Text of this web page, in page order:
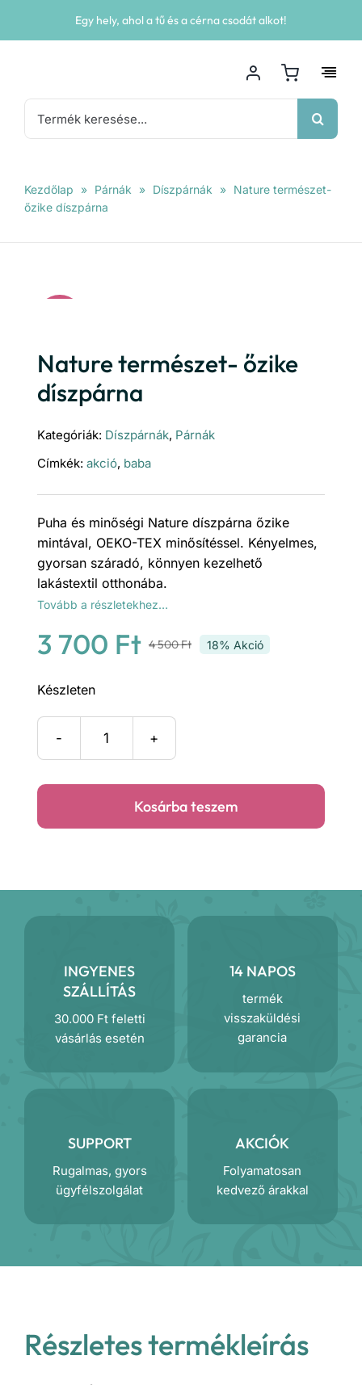
Egy hely, ahol a tű és a cérna csodát alkot!
Keresés...
Kezdőlap » Párnák » Díszpárnák » Nature természet-
őzike díszpárna
Nature természet- őzike
díszpárna
Kategóriák: Díszpárnák, Párnák
Címkék: akció, baba
Puha és minőségi Nature díszpárna őzike
mintával, OEKO-TEX minősítéssel. Kényelmes,
gyorsan száradó, könnyen kezelhető
lakástextil otthonába.
Tovább a részletekhez…
4 500FtOriginal
500 Ft.
3 700 Ft
Current
700 Ft.
18% Akció
Készleten
Nature
díszpárna
Kosárba teszem
INGYENES
SZÁLLÍTÁS
30.000 Ft feletti
vásárlás esetén
14 NAPOS
termék
visszaküldési
garancia
SUPPORT
Rugalmas, gyors
ügyfélszolgálat
AKCIÓK
Folyamatosan
kedvező árakkal
Részletes termékleírás